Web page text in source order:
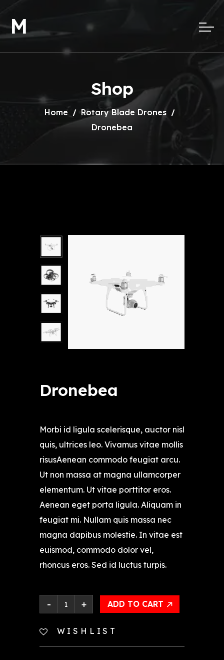
M
Shop
Home
Rotary Blade Drones
Dronebea
Dronebea
Morbi id ligula scelerisque, auctor nisl
quis, ultrices leo. Vivamus vitae mollis
risusAenean commodo feugiat arcu.
Ut non massa at magna ullamcorper
elementum. Ut vitae porttitor eros.
Aenean eget porta ligula. Aliquam in
feugiat mi. Nullam quis massa nec
magna dapibus molestie. In vitae est
euismod, commodo dolor vel,
rhoncus eros. Sed id luctus turpis.
ADD TO CART
WISHLIST